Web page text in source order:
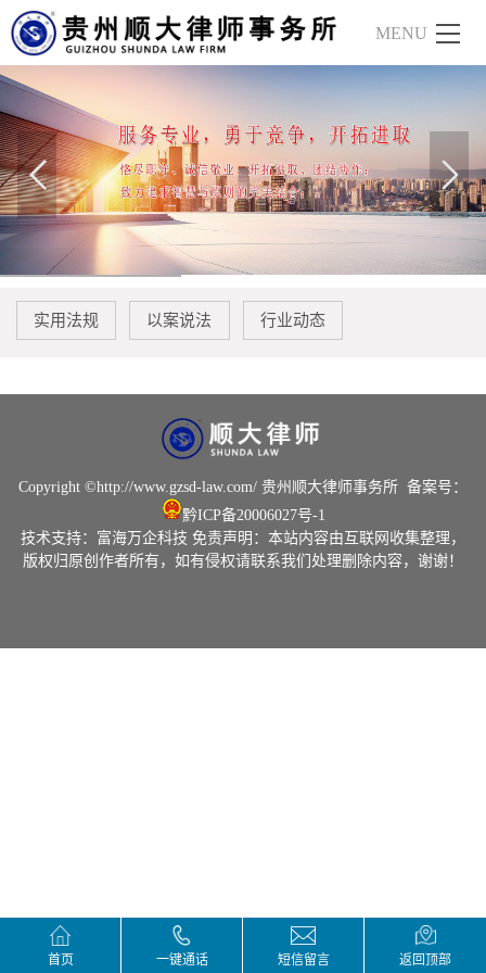
实用法规 以案说法 行业动态
Copyright ©http://www.gzsd-law.com/ 贵州顺大律师事务所 备案号：
黔ICP备20006027号-1
技术支持： 富海万企科技 免责声明：本站内容由互联网收集整理，
版权归原创作者所有，如有侵权请联系我们处理删除内容，谢谢！
首页 一键通话 短信留言 返回顶部